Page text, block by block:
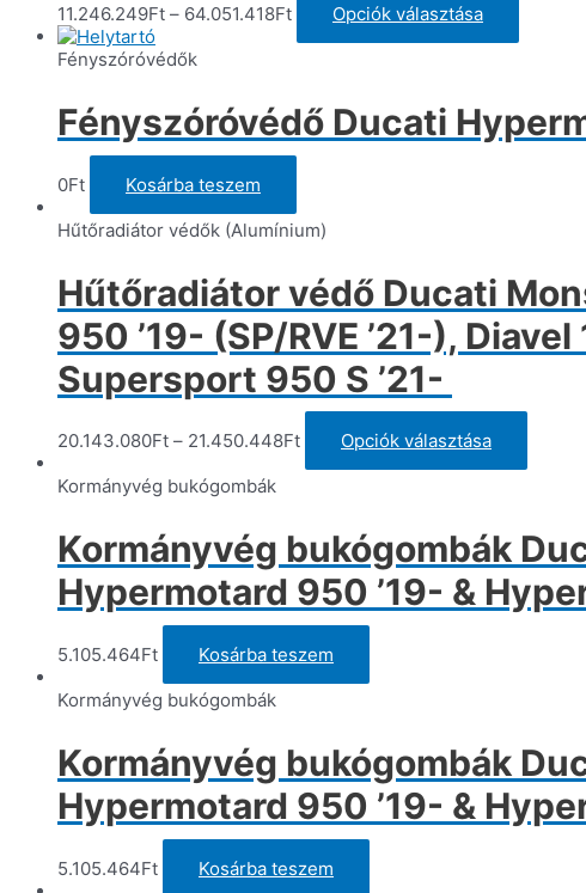
11.246.249Ft – 64.051.418Ft Opciók választása
a
van.
A
Fényszóróvédők
Fényszóróvédő Ducati
0Ft Kosárba teszem
Hűtőradiátor védők (Alumínium)
Hűtőradiátor védő Ducati
950 ’19- (SP/RVE ’21-),
Supersport 950 S ’21-
20.143.080Ft – 21.450.448Ft Opciók választása
a
van.
Kormányvég bukógombák
Kormányvég bukógombák
Hypermotard 950 ’19- &
5.105.464Ft
Kosárba teszem
Kormányvég bukógombák
Kormányvég bukógombák
Hypermotard 950 ’19- &
5.105.464Ft
Kosárba teszem